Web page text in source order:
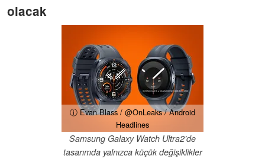
olacak
ⓘ Evan Blass / @OnLeaks / Android
Headlines
Samsung Galaxy Watch Ultra2’de
tasarımda yalnızca küçük değişiklikler